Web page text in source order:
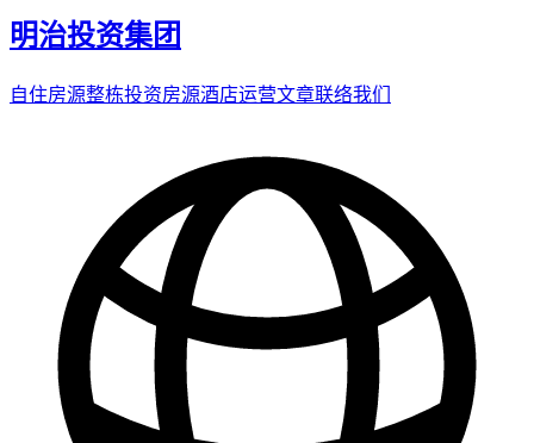
明治投资集团
自住房源整栋投资房源酒店运营文章联络我们